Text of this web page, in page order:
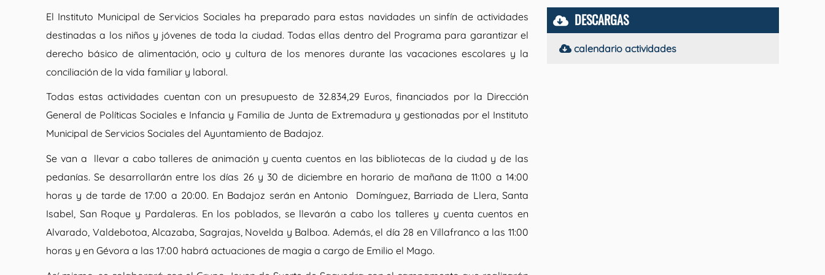
El Instituto Municipal de Servicios Sociales ha preparado para estas navidades un sinfín de actividades
destinadas a los niños y jóvenes de toda la ciudad. Todas ellas dentro del Programa para garantizar el
derecho básico de alimentación, ocio y cultura de los menores durante las vacaciones escolares y la
conciliación de la vida familiar y laboral.
Todas estas actividades cuentan con un presupuesto de 32.834,29 Euros, financiados por la Dirección
General de Políticas Sociales e Infancia y Familia de Junta de Extremadura y gestionadas por el Instituto
Municipal de Servicios Sociales del Ayuntamiento de Badajoz.
Se van a
llevar a cabo talleres de animación y cuenta cuentos en las bibliotecas de la ciudad y de las
pedanías. Se desarrollarán entre los días 26 y 30 de diciembre en horario de mañana de 11:00 a 14:00
horas y de tarde de 17:00 a 20:00. En Badajoz serán en Antonio
Domínguez, Barriada de Llera, Santa
Isabel, San Roque y Pardaleras. En los poblados, se llevarán a cabo los talleres y cuenta cuentos en
Alvarado, Valdebotoa, Alcazaba, Sagrajas, Novelda y Balboa. Además, el día 28 en Villafranco a las 11:00
horas y en Gévora a las 17:00 habrá actuaciones de magia a cargo de Emilio el Mago.
DESCARGAS
calendario actividades